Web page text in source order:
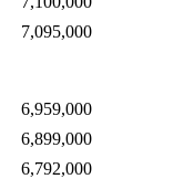
7,095,000
6,959,000
6,899,000
6,792,000